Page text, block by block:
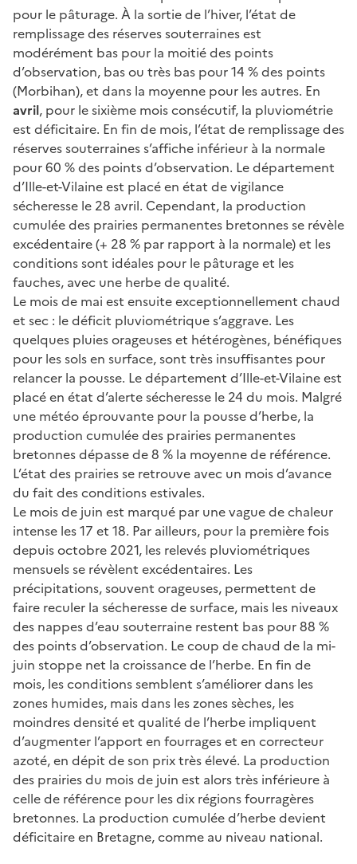
pour le pâturage. À la sortie de l’hiver, l’état de
remplissage des réserves souterraines est
modérément bas pour la moitié des points
d’observation, bas ou très bas pour 14 % des points
(Morbihan), et dans la moyenne pour les autres. En
avril, pour le sixième mois consécutif, la pluviométrie
est déficitaire. En fin de mois, l’état de remplissage des
réserves souterraines s’affiche inférieur à la normale
pour 60 % des points d’observation. Le département
d’Ille-et-Vilaine est placé en état de vigilance
sécheresse le 28 avril. Cependant, la production
cumulée des prairies permanentes bretonnes se révèle
excédentaire (+ 28 % par rapport à la normale) et les
conditions sont idéales pour le pâturage et les
fauches, avec une herbe de qualité.
Le mois de mai est ensuite exceptionnellement chaud
et sec : le déficit pluviométrique s’aggrave. Les
quelques pluies orageuses et hétérogènes, bénéfiques
pour les sols en surface, sont très insuffisantes pour
relancer la pousse. Le département d’Ille-et-Vilaine est
placé en état d’alerte sécheresse le 24 du mois. Malgré
une météo éprouvante pour la pousse d’herbe, la
production cumulée des prairies permanentes
bretonnes dépasse de 8 % la moyenne de référence.
L’état des prairies se retrouve avec un mois d’avance
du fait des conditions estivales.
Le mois de juin est marqué par une vague de chaleur
intense les 17 et 18. Par ailleurs, pour la première fois
depuis octobre 2021, les relevés pluviométriques
mensuels se révèlent excédentaires. Les
précipitations, souvent orageuses, permettent de
faire reculer la sécheresse de surface, mais les niveaux
des nappes d’eau souterraine restent bas pour 88 %
des points d’observation. Le coup de chaud de la mi-
juin stoppe net la croissance de l’herbe. En fin de
mois, les conditions semblent s’améliorer dans les
zones humides, mais dans les zones sèches, les
moindres densité et qualité de l’herbe impliquent
d’augmenter l’apport en fourrages et en correcteur
azoté, en dépit de son prix très élevé. La production
des prairies du mois de juin est alors très inférieure à
celle de référence pour les dix régions fourragères
bretonnes. La production cumulée d’herbe devient
déficitaire en Bretagne, comme au niveau national.